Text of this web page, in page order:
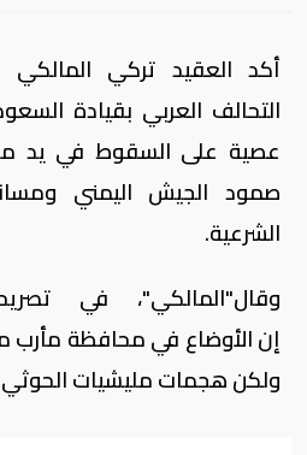
أكد العقيد تركي
التحالف العربي بقيادة
عصية على السقوط في يد
صمود الجيش اليمني
الشرعية.
وقال"المالكي"، في
إن الأوضاع في محافظة مأرب
ولكن هجمات مليشيات الحوثي